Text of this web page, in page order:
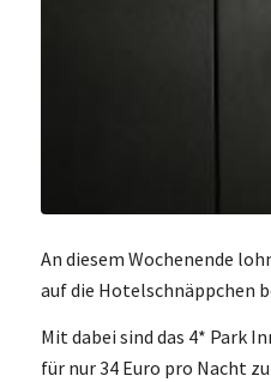
An diesem Wochenende
auf die Hotelschnäppchen
Mit dabei sind das 4* Park
für nur 34 Euro pro Nacht